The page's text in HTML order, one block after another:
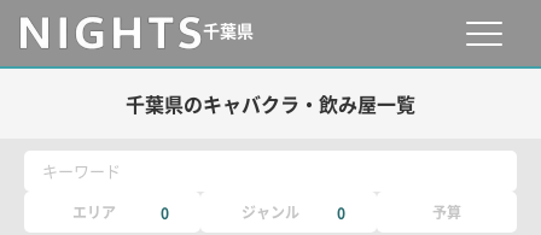
千葉県
千葉県のキャバクラ・飲み屋一覧
キーワード
エリア 0 ジャンル 0 予算